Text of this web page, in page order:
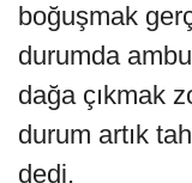
boğuşmak
durumda
dağa çıkmak
durum artık
dedi.